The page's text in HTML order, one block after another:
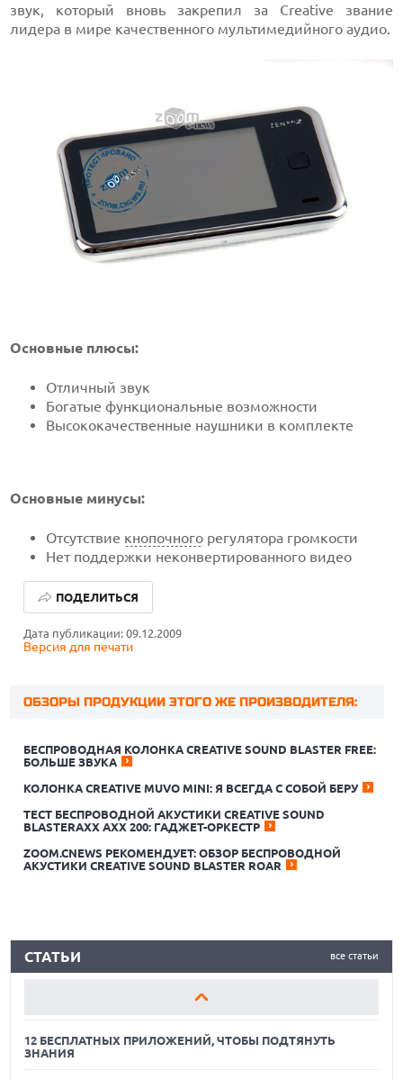
звук, который вновь закрепил за Creative звание
лидера в мире качественного мультимедийного аудио.
Основные плюсы:
Отличный звук
Богатые функциональные возможности
Высококачественные наушники в комплекте
Основные минусы:
Отсутствие кнопочного регулятора громкости
Нет поддержки неконвертированного видео
Дата публикации: 09.12.2009
Версия для печати
ПОДЕЛИТЬСЯ
ОБЗОРЫ ПРОДУКЦИИ ЭТОГО ЖЕ ПРОИЗВОДИТЕЛЯ:
БЕСПРОВОДНАЯ КОЛОНКА CREATIVE SOUND BLASTER FREE:
БОЛЬШЕ ЗВУКА
КОЛОНКА CREATIVE MUVO MINI: Я ВСЕГДА С СОБОЙ БЕРУ
ТЕСТ БЕСПРОВОДНОЙ АКУСТИКИ CREATIVE SOUND
BLASTERAXX AXX 200: ГАДЖЕТ-ОРКЕСТР
ZOOM.CNEWS РЕКОМЕНДУЕТ: ОБЗОР БЕСПРОВОДНОЙ
АКУСТИКИ CREATIVE SOUND BLASTER ROAR
все статьи
СТАТЬИ
12 БЕСПЛАТНЫХ ПРИЛОЖЕНИЙ, ЧТОБЫ ПОДТЯНУТЬ
ЛУЧШИЕ АВТОНОМНЫЕ ГАЗОНОКОСИЛКИ В 2026 ГОДУ
ЛУЧШИЕ ВИДЕОРЕГИСТРАТОРЫ В 2026 ГОДУ
12 БЕСПЛАТНЫХ ПРИЛОЖЕНИЙ, ЧТОБЫ ПОДТЯНУТЬ
ЗНАНИЯ